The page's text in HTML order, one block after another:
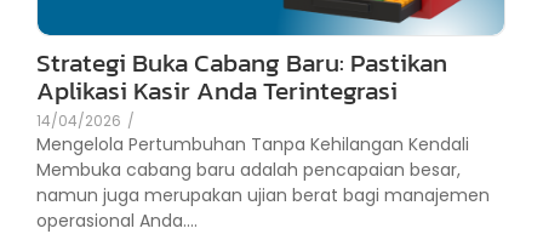
Strategi Buka Cabang Baru: Pastikan
Aplikasi Kasir Anda Terintegrasi
14/04/2026 /
Mengelola Pertumbuhan Tanpa Kehilangan Kendali
Membuka cabang baru adalah pencapaian besar,
namun juga merupakan ujian berat bagi manajemen
operasional Anda....